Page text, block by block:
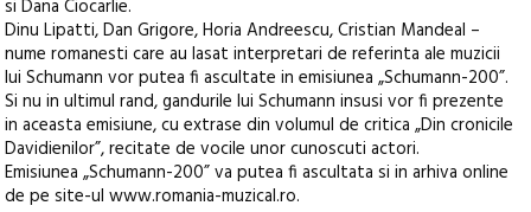
si Dana Ciocarlie.
Dinu Lipatti, Dan Grigore, Horia Andreescu, Cristian Mandeal –
nume romanesti care au lasat interpretari de referinta ale muzicii
lui Schumann vor putea fi ascultate in emisiunea „Schumann-200”.
Si nu in ultimul rand, gandurile lui Schumann insusi vor fi prezente
in aceasta emisiune, cu extrase din volumul de critica „Din cronicile
Davidienilor”, recitate de vocile unor cunoscuti actori.
Emisiunea „Schumann-200” va putea fi ascultata si in arhiva online
de pe site-ul www.romania-muzical.ro.